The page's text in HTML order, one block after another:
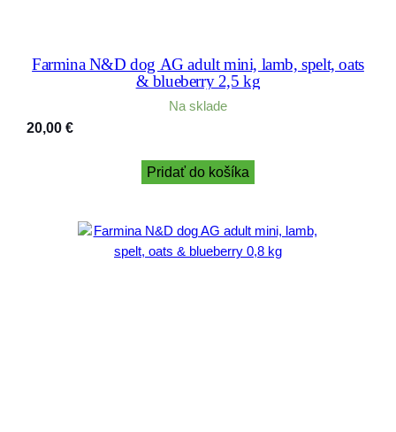
Farmina N&D dog AG adult mini, lamb, spelt, oats
& blueberry 2,5 kg
Na sklade
20,00 €
Pridať do košíka